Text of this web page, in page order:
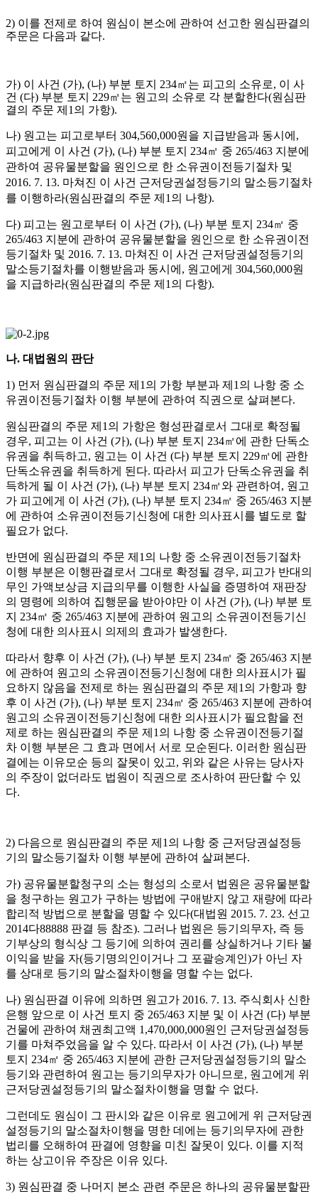
2) 이를 전제로 하여 원심이 본소에 관하여 선고한 원심판결의
주문은 다음과 같다.
가) 이 사건 (가), (나) 부분 토지 234㎡는 피고의 소유로, 이 사
건 (다) 부분 토지 229㎡는 원고의 소유로 각 분할한다(원심판
결의 주문 제 1 의 가항).
나) 원고는 피고로부터 304,560,000원을 지급받음과 동시에 ,
피고에게 이 사건 (가), (나) 부분 토지 234㎡ 중 265/463 지분에
관하여 공유물분할을 원인으로 한 소유권이전등기절차 및
2016. 7. 13. 마쳐진 이 사건 근저당권설정등기의 말소등기절차
를 이행하라(원심판결의 주문 제 1 의 나항).
다) 피고는 원고로부터 이 사건 (가), (나) 부분 토지 234㎡ 중
265/463 지분에 관하여 공유물분할을 원인으로 한 소유권이전
등기절차 및 2016. 7. 13. 마쳐진 이 사건 근저당권설정등기의
말소등기절차를 이행받음과 동시에 , 원고에게 304,560,000원
을 지급하라(원심판결의 주문 제 1 의 다항).
나. 대법원의 판단
1) 먼저 원심판결의 주문 제 1 의 가항 부분과 제 1 의 나항 중 소
유권이전등기절차 이행 부분에 관하여 직권으로 살펴본다.
원심판결의 주문 제 1 의 가항은 형성판결로서 그대로 확정될
경우, 피고는 이 사건 (가), (나) 부분 토지 234㎡에 관한 단독소
유권을 취득하고, 원고는 이 사건 (다) 부분 토지 229㎡에 관한
단독소유권을 취득하게 된다. 따라서 피고가 단독소유권을 취
득하게 될 이 사건 (가), (나) 부분 토지 234㎡와 관련하여 , 원고
가 피고에게 이 사건 (가), (나) 부분 토지 234㎡ 중 265/463 지분
에 관하여 소유권이전등기신청에 대한 의사표시를 별도로 할
필요가 없다.
반면에 원심판결의 주문 제 1 의 나항 중 소유권이전등기절차
이행 부분은 이행판결로서 그대로 확정될 경우, 피고가 반대의
무인 가액보상금 지급의무를 이행한 사실을 증명하여 재판장
의 명령에 의하여 집행문을 받아야만 이 사건 (가), (나) 부분 토
지 234㎡ 중 265/463 지분에 관하여 원고의 소유권이전등기신
청에 대한 의사표시 의제의 효과가 발생한다.
따라서 향후 이 사건 (가), (나) 부분 토지 234㎡ 중 265/463 지분
에 관하여 원고의 소유권이전등기신청에 대한 의사표시가 필
요하지 않음을 전제로 하는 원심판결의 주문 제 1 의 가항과 향
후 이 사건 (가), (나) 부분 토지 234㎡ 중 265/463 지분에 관하여
원고의 소유권이전등기신청에 대한 의사표시가 필요함을 전
제로 하는 원심판결의 주문 제 1 의 나항 중 소유권이전등기절
차 이행 부분은 그 효과 면에서 서로 모순된다. 이러한 원심판
결에는 이유모순 등의 잘못이 있고, 위와 같은 사유는 당사자
의 주장이 없더라도 법원이 직권으로 조사하여 판단할 수 있
다.
2) 다음으로 원심판결의 주문 제 1 의 나항 중 근저당권설정등
기의 말소등기절차 이행 부분에 관하여 살펴본다.
가) 공유물분할청구의 소는 형성의 소로서 법원은 공유물분할
을 청구하는 원고가 구하는 방법에 구애받지 않고 재량에 따라
합리적 방법으로 분할을 명할 수 있다(대법원 2015. 7. 23. 선고
2014다88888 판결 등 참조). 그러나 법원은 등기의무자, 즉 등
기부상의 형식상 그 등기에 의하여 권리를 상실하거나 기타 불
이익을 받을 자(등기명의인이거나 그 포괄승계인)가 아닌 자
를 상대로 등기의 말소절차이행을 명할 수는 없다.
나) 원심판결 이유에 의하면 원고가 2016. 7. 13. 주식회사 신한
은행 앞으로 이 사건 토지 중 265/463 지분 및 이 사건 (다) 부분
건물에 관하여 채권최고액 1,470,000,000원인 근저당권설정등
기를 마쳐주었음을 알 수 있다. 따라서 이 사건 (가), (나) 부분
토지 234㎡ 중 265/463 지분에 관한 근저당권설정등기의 말소
등기와 관련하여 원고는 등기의무자가 아니므로, 원고에게 위
근저당권설정등기의 말소절차이행을 명할 수 없다.
그런데도 원심이 그 판시와 같은 이유로 원고에게 위 근저당권
설정등기의 말소절차이행을 명한 데에는 등기의무자에 관한
법리를 오해하여 판결에 영향을 미친 잘못이 있다. 이를 지적
하는 상고이유 주장은 이유 있다.
3) 원심판결 중 나머지 본소 관련 주문은 하나의 공유물분할판